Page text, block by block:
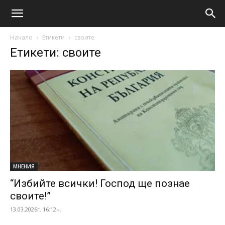
Начало Етикети своите
Етикети: своите
МНЕНИЯ
“Избийте всички! Господ ще познае
своите!”
13.03.2026г. 16:12ч.